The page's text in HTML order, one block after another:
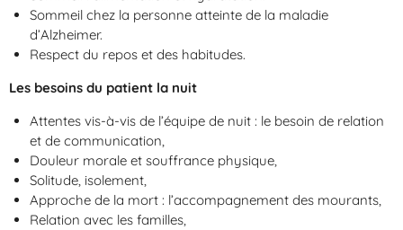
Sommeil chez la personne atteinte de la maladie
d’Alzheimer.
Respect du repos et des habitudes.
Les besoins du patient la nuit
Attentes vis-à-vis de l’équipe de nuit : le besoin de relation
et de communication,
Douleur morale et souffrance physique,
Solitude, isolement,
Approche de la mort : l’accompagnement des mourants,
Relation avec les familles,